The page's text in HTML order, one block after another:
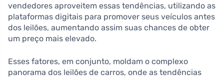
vendedores aproveitem essas tendências, utilizando as
plataformas digitais para promover seus veículos antes
dos leilões, aumentando assim suas chances de obter
um preço mais elevado.
Esses fatores, em conjunto, moldam o complexo
panorama dos leilões de carros, onde as tendências